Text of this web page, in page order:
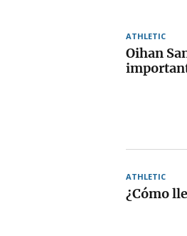
ATHLETIC
Oihan
ATHLETIC
¿Cómo